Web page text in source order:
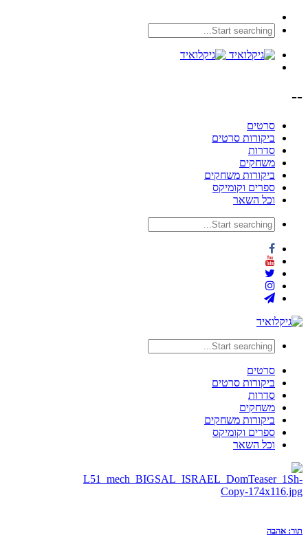
--
סרטים
ביקורות סרטים
סדרות
משחקים
ביקורות משחקים
ספרים וקומיקס
וכל השאר
סרטים
ביקורות סרטים
סדרות
משחקים
ביקורות משחקים
ספרים וקומיקס
וכל השאר
תור: אהבה